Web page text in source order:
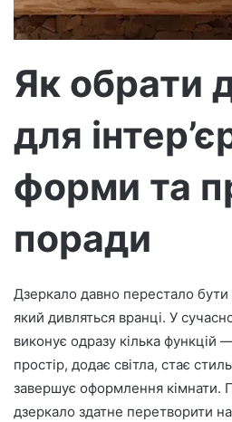
р
о
н
г
о
Як обрати
для
форми та
поради
Дзеркало давно перестало
який дивляться вранці. У
виконує одразу кілька функцій
простір, додає світла, стає
завершує оформлення кімнати.
дзеркало здатне перетворити